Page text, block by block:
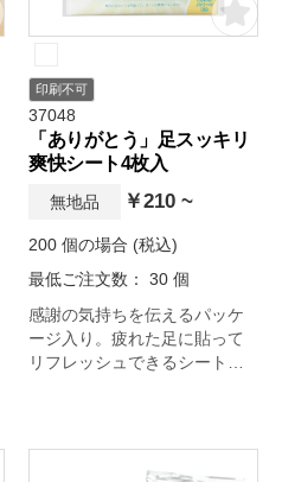
印刷不可
37048
「ありがとう」足スッキリ
爽快シート4枚入
無地品 ￥210 ~
200 個の場合 (税込)
最低ご注文数： 30 個
感謝の気持ちを伝えるパッケ
ージ入り。疲れた足に貼って
リフレッシュできるシートで